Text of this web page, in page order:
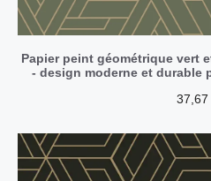
Papier peint géométrique vert
- design moderne et durable
37,67